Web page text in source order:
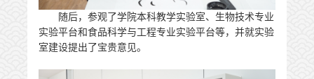
随后， 参观了学院本科教学实验室、生物技术专业
实验平台和食品科学与工程专业实验平台等，并就实验
室建设提出了宝贵意见。